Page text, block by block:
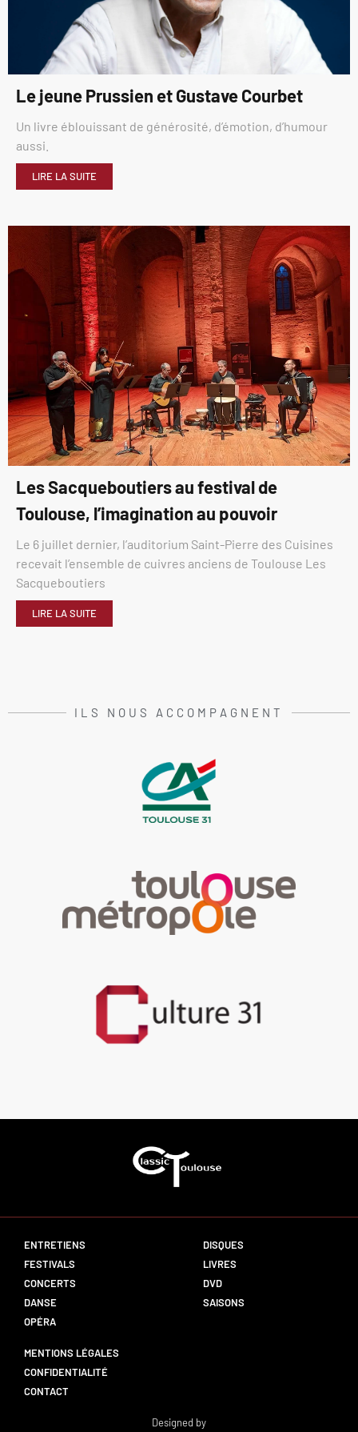
Le jeune Prussien et Gustave Courbet
Un livre éblouissant de générosité, d’émotion, d’humour
aussi.
LIRE LA SUITE
Les Sacqueboutiers au festival de
Toulouse, l’imagination au pouvoir
Le 6 juillet dernier, l’auditorium Saint-Pierre des Cuisines
recevait l’ensemble de cuivres anciens de Toulouse Les
Sacqueboutiers
LIRE LA SUITE
ILS NOUS ACCOMPAGNENT
ENTRETIENS
FESTIVALS
CONCERTS
DANSE
OPÉRA
DISQUES
LIVRES
DVD
SAISONS
MENTIONS LÉGALES
CONFIDENTIALITÉ
CONTACT
Designed by